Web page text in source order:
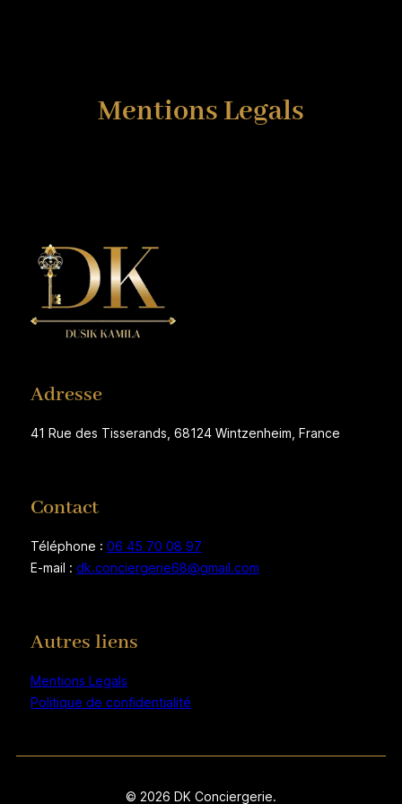
Mentions Legals
Adresse
41 Rue des Tisserands, 68124 Wintzenheim, France
Contact
Téléphone : 06 45 70 08 97
E-mail : dk.conciergerie68@gmail.com
Autres liens
Mentions Legals
Politique de confidentialité
© 2026 DK Conciergerie.